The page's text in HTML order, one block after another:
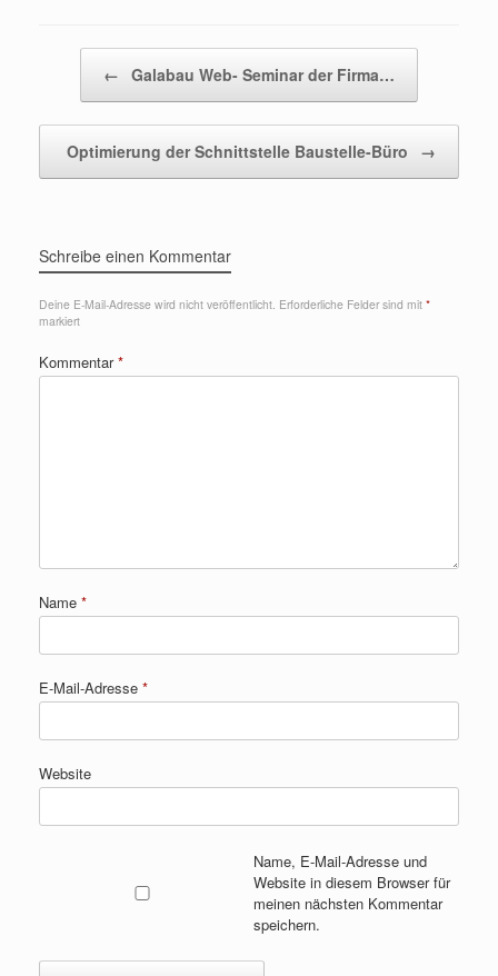
← Galabau Web- Seminar der Firma…
Optimierung der Schnittstelle Baustelle-Büro →
Schreibe einen Kommentar
Deine E-Mail-Adresse wird nicht veröffentlicht. Erforderliche Felder sind mit *
markiert
Kommentar*
Name *
E-Mail-Adresse *
Website
Name, E-Mail-Adresse und
Website in diesem Browser für
meinen nächsten Kommentar
speichern.